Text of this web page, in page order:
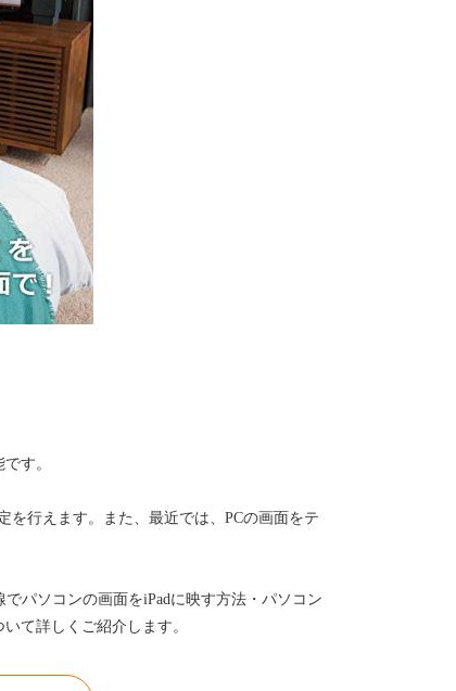
す。
を行えます。また、最近では、PCの画面をテ
パソコンの画面をiPadに映す方法・パソコン
て詳しくご紹介します。